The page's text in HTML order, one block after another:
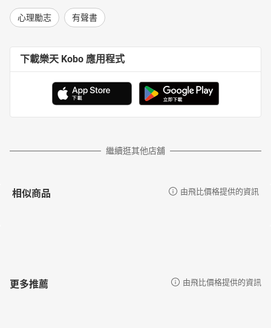
心理勵志 有聲書
下載樂天 Kobo 應用程式
繼續逛其他店舖
相似商品 由飛比價格提供的資訊
更多推薦 由飛比價格提供的資訊